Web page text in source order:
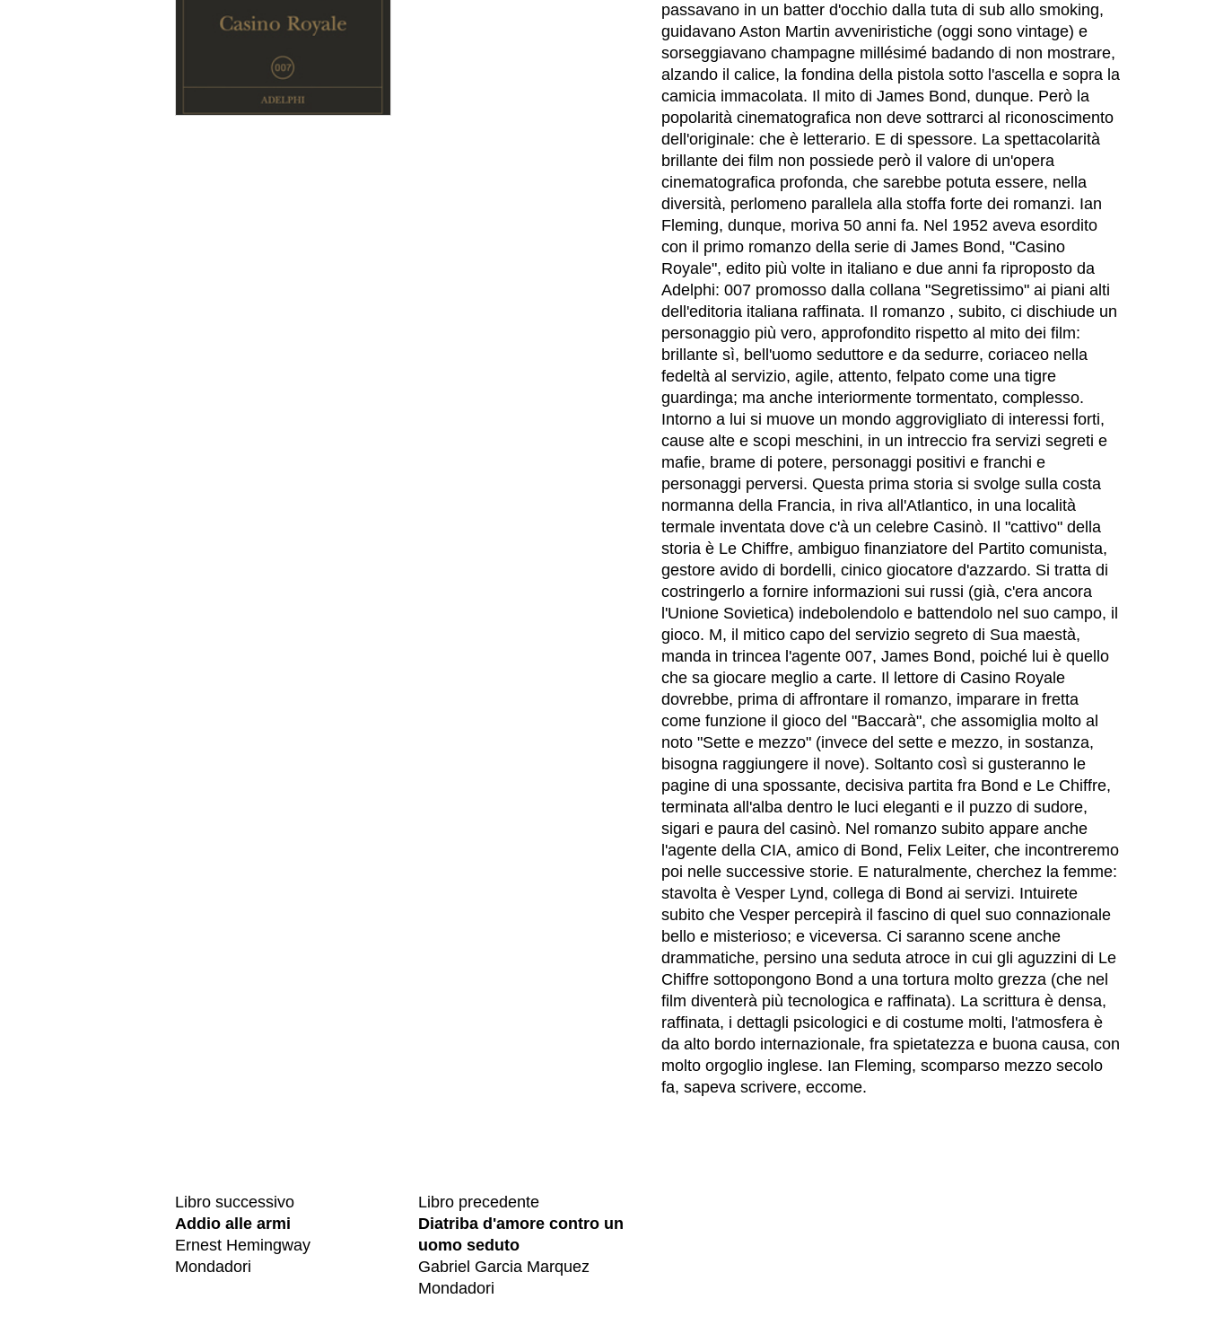
passavano in un batter d'occhio dalla tuta di sub allo smoking,
guidavano Aston Martin avveniristiche (oggi sono vintage) e
sorseggiavano champagne millésimé badando di non mostrare,
alzando il calice, la fondina della pistola sotto l'ascella e sopra la
camicia immacolata. Il mito di James Bond, dunque. Però la
popolarità cinematografica non deve sottrarci al riconoscimento
dell'originale: che è letterario. E di spessore. La spettacolarità
brillante dei film non possiede però il valore di un'opera
cinematografica profonda, che sarebbe potuta essere, nella
diversità, perlomeno parallela alla stoffa forte dei romanzi. Ian
Fleming, dunque, moriva 50 anni fa. Nel 1952 aveva esordito
con il primo romanzo della serie di James Bond, "Casino
Royale", edito più volte in italiano e due anni fa riproposto da
Adelphi: 007 promosso dalla collana "Segretissimo" ai piani alti
dell'editoria italiana raffinata. Il romanzo , subito, ci dischiude un
personaggio più vero, approfondito rispetto al mito dei film:
brillante sì, bell'uomo seduttore e da sedurre, coriaceo nella
fedeltà al servizio, agile, attento, felpato come una tigre
guardinga; ma anche interiormente tormentato, complesso.
Intorno a lui si muove un mondo aggrovigliato di interessi forti,
cause alte e scopi meschini, in un intreccio fra servizi segreti e
mafie, brame di potere, personaggi positivi e franchi e
personaggi perversi. Questa prima storia si svolge sulla costa
normanna della Francia, in riva all'Atlantico, in una località
termale inventata dove c'à un celebre Casinò. Il "cattivo" della
storia è Le Chiffre, ambiguo finanziatore del Partito comunista,
gestore avido di bordelli, cinico giocatore d'azzardo. Si tratta di
costringerlo a fornire informazioni sui russi (già, c'era ancora
l'Unione Sovietica) indebolendolo e battendolo nel suo campo, il
gioco. M, il mitico capo del servizio segreto di Sua maestà,
manda in trincea l'agente 007, James Bond, poiché lui è quello
che sa giocare meglio a carte. Il lettore di Casino Royale
dovrebbe, prima di affrontare il romanzo, imparare in fretta
come funzione il gioco del "Baccarà", che assomiglia molto al
noto "Sette e mezzo" (invece del sette e mezzo, in sostanza,
bisogna raggiungere il nove). Soltanto così si gusteranno le
pagine di una spossante, decisiva partita fra Bond e Le Chiffre,
terminata all'alba dentro le luci eleganti e il puzzo di sudore,
sigari e paura del casinò. Nel romanzo subito appare anche
l'agente della CIA, amico di Bond, Felix Leiter, che incontreremo
poi nelle successive storie. E naturalmente, cherchez la femme:
stavolta è Vesper Lynd, collega di Bond ai servizi. Intuirete
subito che Vesper percepirà il fascino di quel suo connazionale
bello e misterioso; e viceversa. Ci saranno scene anche
drammatiche, persino una seduta atroce in cui gli aguzzini di Le
Chiffre sottopongono Bond a una tortura molto grezza (che nel
film diventerà più tecnologica e raffinata). La scrittura è densa,
raffinata, i dettagli psicologici e di costume molti, l'atmosfera è
da alto bordo internazionale, fra spietatezza e buona causa, con
molto orgoglio inglese. Ian Fleming, scomparso mezzo secolo
fa, sapeva scrivere, eccome.
Libro successivo
Addio alle armi
Ernest Hemingway
Mondadori
Libro precedente
Diatriba d'amore contro un
uomo seduto
Gabriel Garcia Marquez
Mondadori